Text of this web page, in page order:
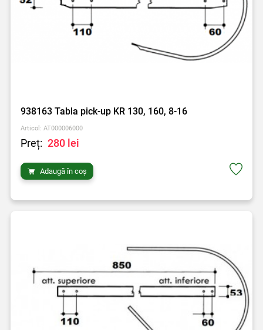
938163 Tabla pick-up KR 130, 160, 8-16
Articol: AT000006000
Preț: 280 lei
Adaugă în coș